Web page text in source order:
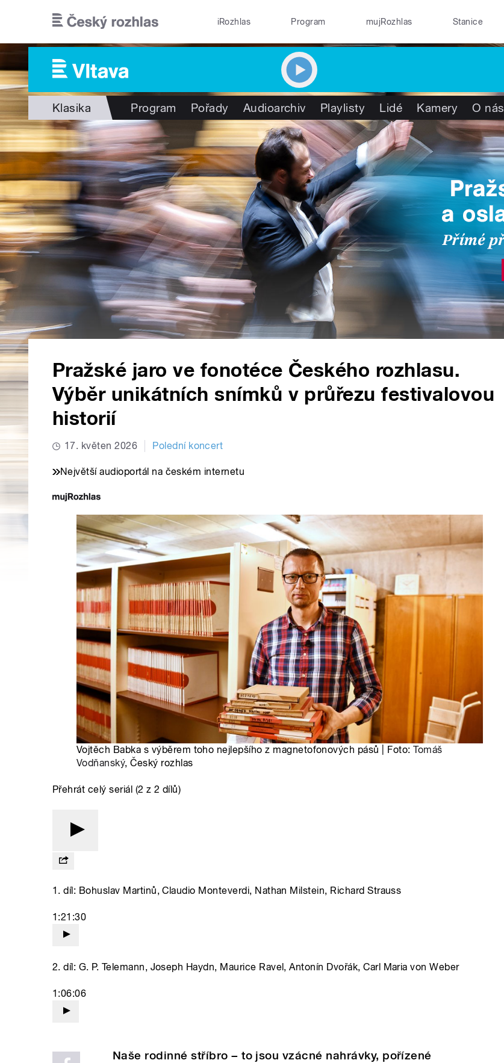
iRozhlas Program mujRozhlas Stanice
Klasika Program Pořady Audioarchiv Playlisty Lidé Kamery O nás
Pražské jaro ve fonotéce Českého rozhlasu.
Výběr unikátních snímků v průřezu festivalovou
historií
17. květen 2026 Polední koncert
Největší audioportál na českém internetu
Vojtěch Babka s výběrem toho nejlepšího z magnetofonových pásů | Foto:Tomáš
Vodňanský, Český rozhlas
Přehrát celý seriál (2 z 2 dílů)
1. díl: Bohuslav Martinů, Claudio Monteverdi, Nathan Milstein, Richard Strauss
1:21:30
2. díl: G. P. Telemann, Joseph Haydn, Maurice Ravel, Antonín Dvořák, Carl Maria von Weber
1:06:06
Naše rodinné stříbro − to jsou vzácné nahrávky, pořízené